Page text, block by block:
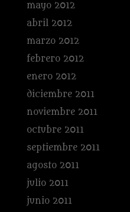
mayo 2012
abril 2012
marzo 2012
febrero 2012
enero 2012
diciembre 2011
noviembre 2011
octubre 2011
septiembre 2011
agosto 2011
julio 2011
junio 2011